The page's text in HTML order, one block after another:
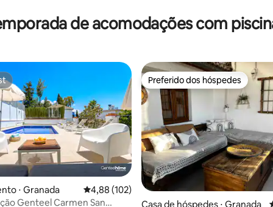
de acomodações com
de 5, 271 avaliações
⋅ Granada 4,88 de uma avaliação média de 5, 102
4,88 (102)
Genteel Carmen San
Preferido dos hóspedes
Preferido dos hóspedes
Casa de hóspedes ⋅ Granada